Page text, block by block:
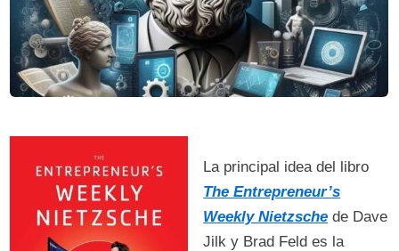
La principal idea del libro
The Entrepreneur’s
Weekly Nietzsche de Dave
Jilk y Brad Feld es la